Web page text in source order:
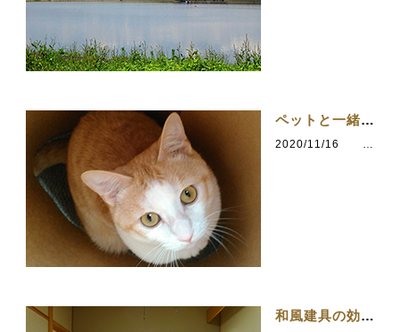
ペットと一緒に暮らす家
2020/11/16
和風建具の効果（小さなリフォーム工事）